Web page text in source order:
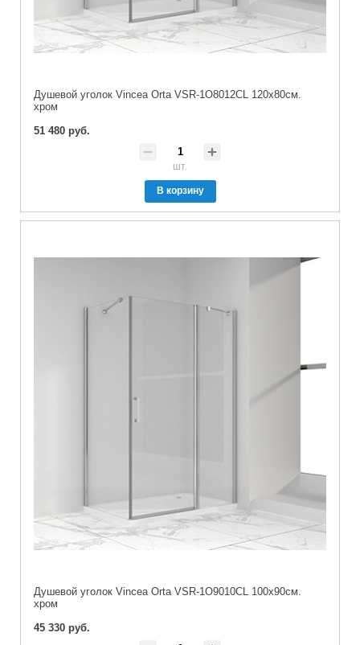
Душевой уголок Vincea Orta VSR-1O8012CL 120х80см.
хром
51 480 руб.
шт.
В корзину
Душевой уголок Vincea Orta VSR-1O9010CL 100х90см.
хром
45 330 руб.